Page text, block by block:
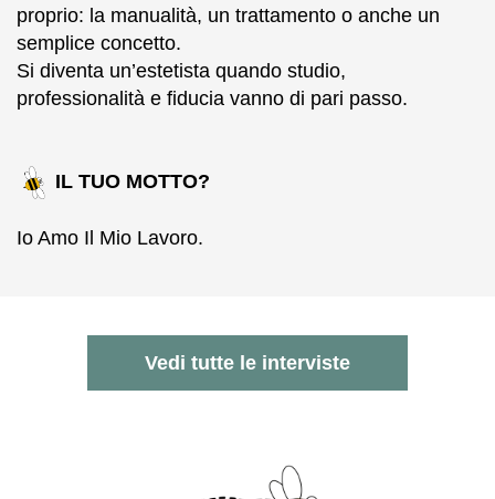
proprio: la manualità, un trattamento o anche un
semplice concetto.
Si diventa un’estetista quando studio,
professionalità e fiducia vanno di pari passo.
IL TUO MOTTO?
Io Amo Il Mio Lavoro.
Vedi tutte le interviste